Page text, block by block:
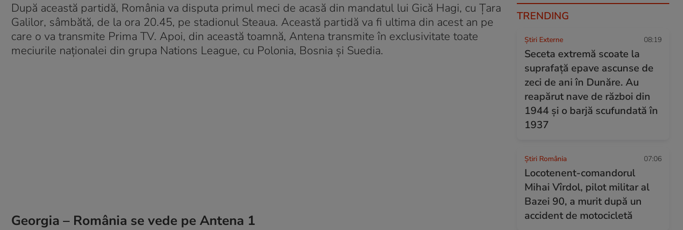
După această partidă, România va disputa primul meci de acasă din mandatul lui Gică Hagi, cu Ţara
Galilor, sâmbătă, de la ora 20.45, pe stadionul Steaua. Această partidă va fi ultima din acest an pe
care o va transmite Prima TV. Apoi, din această toamnă, Antena transmite în exclusivitate toate
meciurile naționalei din grupa Nations League, cu Polonia, Bosnia și Suedia.
Georgia – România se vede pe Antena 1
TRENDING
Știri Externe 08:19
Seceta extremă scoate la
suprafață epave ascunse de
zeci de ani în Dunăre. Au
reapărut nave de război din
1944 și o barjă scufundată în
1937
Știri România 07:06
Locotenent-comandorul
Mihai Vîrdol, pilot militar al
Bazei 90, a murit după un
accident de motocicletă